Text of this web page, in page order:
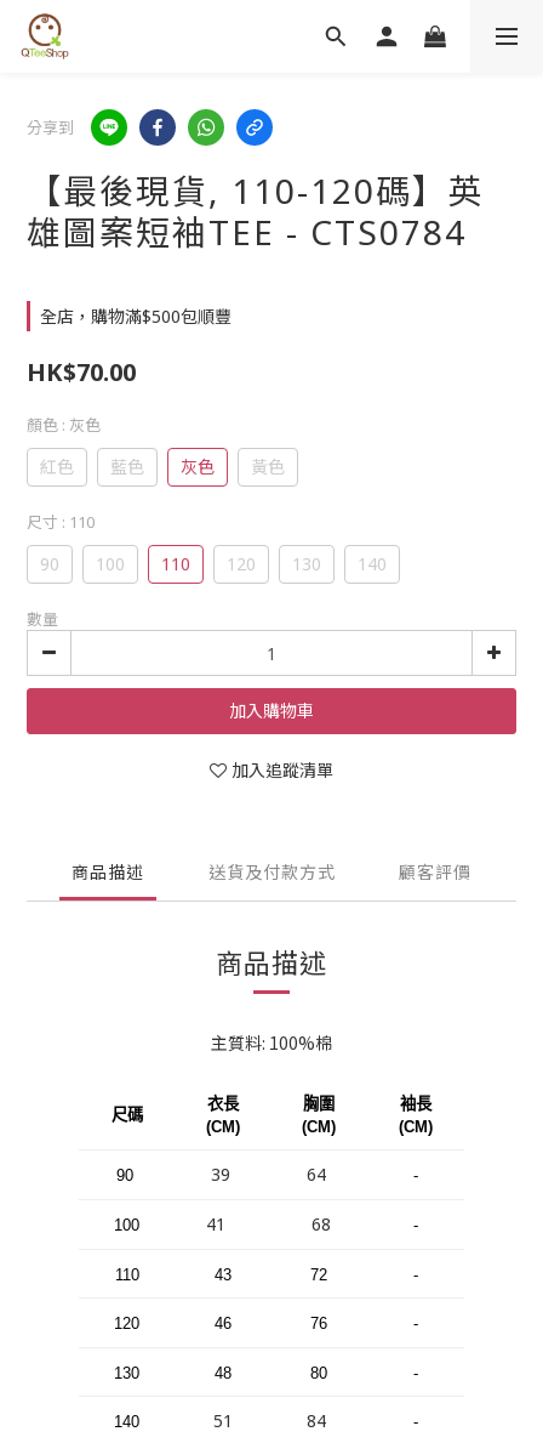
分享到
【最後現貨, 110-120碼】英
雄圖案短袖TEE - CTS0784
全店，購物滿$500包順豐
HK$70.00
顏色 : 灰色
紅色 藍色 灰色 黃色
尺寸 : 110
90 100 110 120 130 140
數量
加入購物車
加入追蹤清單
商品描述 送貨及付款方式 顧客評價
商品描述
主質料: 100%棉
尺碼
衣長
(CM)
胸圍
(CM)
袖長
(CM)
90 39 64 -
100 41 68 -
110 43 72 -
120 46 76 -
130 48 80 -
140 51 84 -